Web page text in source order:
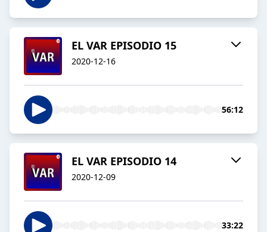
EL VAR EPISODIO 15
2020-12-16
56:12
EL VAR EPISODIO 14
2020-12-09
33:22